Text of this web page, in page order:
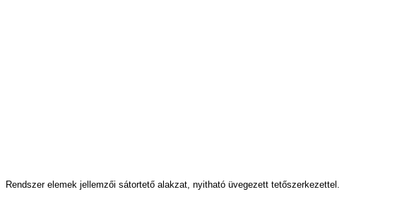
Rendszer elemek jellemzői sátortető alakzat, nyitható üvegezett tetőszerkezettel.